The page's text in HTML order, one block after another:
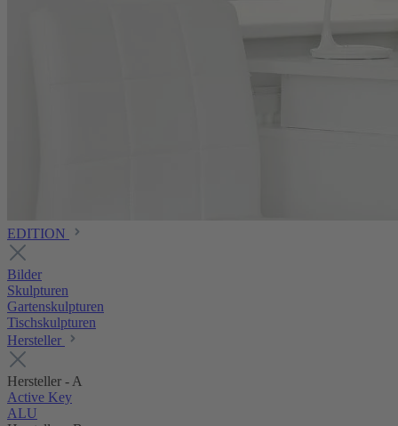
EDITION
Bilder
Skulpturen
Gartenskulpturen
Tischskulpturen
Hersteller
Hersteller - A
Active Key
ALU